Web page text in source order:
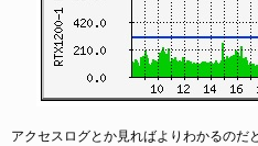
アクセスログとか見ればよりわかるのだ